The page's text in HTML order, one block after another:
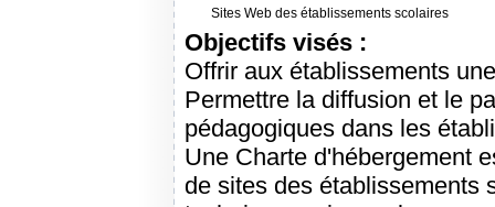
Sites Web des établissements scolaires
Objectifs visés :
Offrir aux établissements
Permettre la diffusion et le
pédagogiques dans les
Une Charte d'hébergement
de sites des établissements